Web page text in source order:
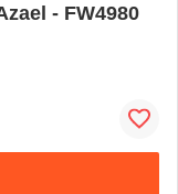
- FW4980